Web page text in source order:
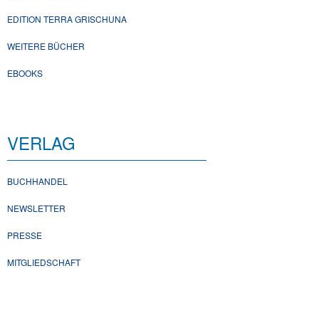
EDITION TERRA GRISCHUNA
WEITERE BÜCHER
EBOOKS
VERLAG
BUCHHANDEL
NEWSLETTER
PRESSE
MITGLIEDSCHAFT